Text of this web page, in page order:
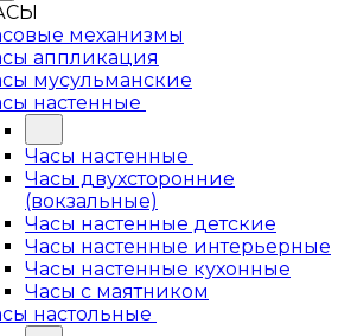
механизмы
аппликация
мусульманские
настенные
Часы настенные
Часы двухсторонние
(вокзальные)
Часы настенные детские
Часы настенные интерьерные
Часы настенные кухонные
Часы с маятником
настольные